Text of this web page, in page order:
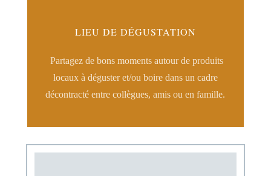
LIEU DE DÉGUSTATION
Partagez de bons moments autour de produits
locaux à déguster et/ou boire dans un cadre
décontracté entre collègues, amis ou en famille.